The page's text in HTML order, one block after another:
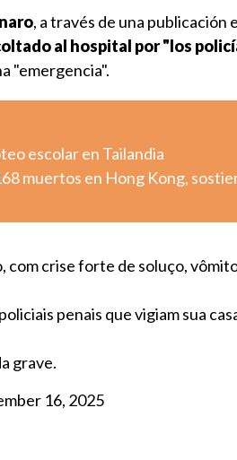
, a través de una publicación
al hospital por "los
"emergencia".
escolar en Tailandia
muertos en Hong Kong,
com crise forte de soluço,
penais que vigiam sua
grave.
16, 2025